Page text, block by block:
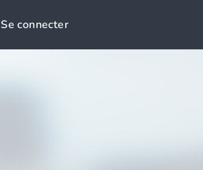
Se connecter